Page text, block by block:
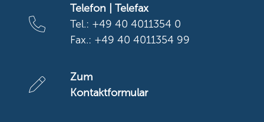
Telefon | Telefax
Tel.: +49 40 4011354 0
Fax.: +49 40 4011354 99
Zum
Kontaktformular